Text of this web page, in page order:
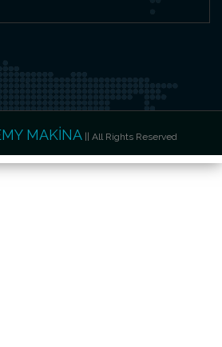
MAKİNA|| All Rights Reserved